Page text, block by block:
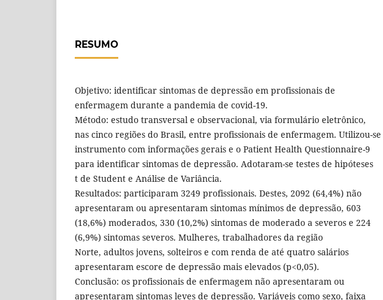
RESUMO
Objetivo: identificar sintomas de depressão em profissionais de
enfermagem durante a pandemia de covid-19.
Método: estudo transversal e observacional, via formulário eletrônico,
nas cinco regiões do Brasil, entre profissionais de enfermagem. Utilizou-se
instrumento com informações gerais e o Patient Health Questionnaire-9
para identificar sintomas de depressão. Adotaram-se testes de hipóteses
t de Student e Análise de Variância.
Resultados: participaram 3249 profissionais. Destes, 2092 (64,4%) não
apresentaram ou apresentaram sintomas mínimos de depressão, 603
(18,6%) moderados, 330 (10,2%) sintomas de moderado a severos e 224
(6,9%) sintomas severos. Mulheres, trabalhadores da região
Norte, adultos jovens, solteiros e com renda de até quatro salários
apresentaram escore de depressão mais elevados (p<0,05).
Conclusão: os profissionais de enfermagem não apresentaram ou
apresentaram sintomas leves de depressão. Variáveis como sexo, faixa